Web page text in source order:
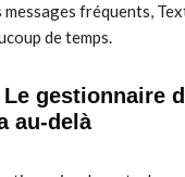
messages fréquents,
de temps.
gestionnaire
au-delà